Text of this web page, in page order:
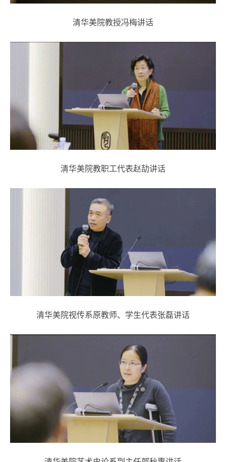
清华美院教授冯梅讲话
清华美院教职工代表赵劼讲话
清华美院视传系原教师、学生代表张磊讲话